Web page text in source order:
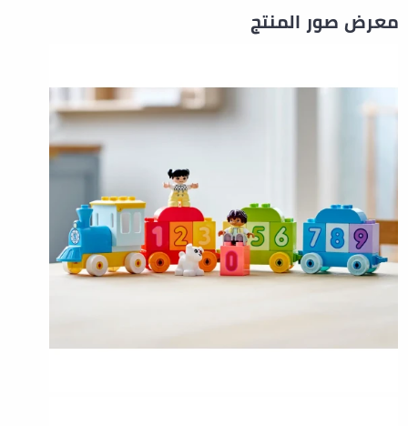
معرض صور المنتج